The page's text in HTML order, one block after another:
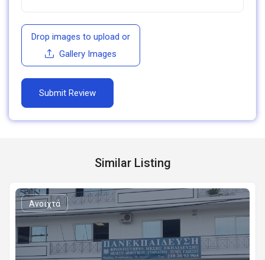
Drop images to upload or
Gallery Images
Similar Listing
Ανοιχτά